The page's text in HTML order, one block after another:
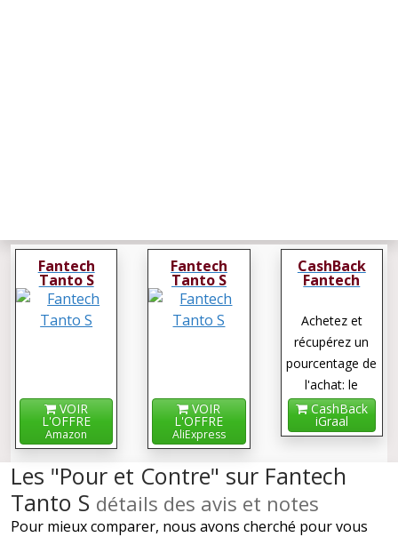
Fantech
Tanto S
VOIR
L'OFFRE
Amazon
Fantech
Tanto S
VOIR
L'OFFRE
AliExpress
CashBack
Fantech
Achetez et
récupérez un
pourcentage de
l'achat: le
cashback !
CashBack
iGraal
Les "Pour et Contre" sur Fantech
Tanto S détails des avis et notes
Pour mieux comparer, nous avons cherché pour vous